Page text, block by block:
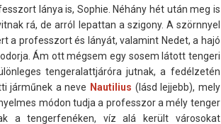
lánya is, Sophie. Néhány hét után meg is
rá, de arról lepattan a szigony. A szörnnyel
a professzort és lányát, valamint Nedet, a hajó
Ám ott mégsem egy sosem látott tengeri
tengeralattjáróra jutnak, a fedélzetén
járműnek a neve Nautilius (lásd lejjebb), mely
módon tudja a professzor a mély tenger
a tengerfenéken, víz alá került városokat